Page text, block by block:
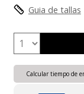
Guia de tallas
Calcular tiempo de